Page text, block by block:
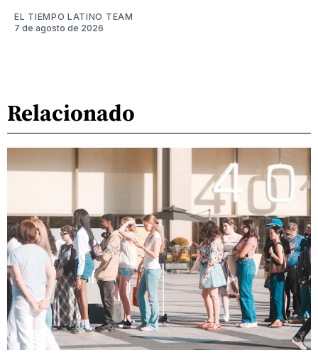
EL TIEMPO LATINO TEAM
7 de agosto de 2026
Relacionado